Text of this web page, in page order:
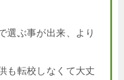
選ぶ事が出来、より
も転校しなくて大丈